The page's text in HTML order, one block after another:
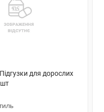
для дорослих
шт